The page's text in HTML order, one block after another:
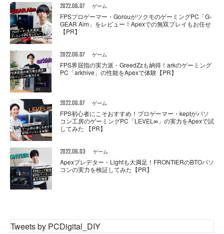
2022.06.07 ゲーム
FPSプロゲーマー・GorouがツクモのゲーミングPC「G-
GEAR Aim」をレビュー！Apexでの無双プレイもお任せ
【PR】
2022.06.07 ゲーム
FPS界屈指の実力派・GreedZzも納得！arkのゲーミング
PC「arkhive」の性能をApexで体験【PR】
2022.06.07 ゲーム
FPS初心者にこそおすすめ！プロゲーマー・keptがパソ
コン工房のゲーミングPC「LEVEL∞」の実力をApexで試
してみた 【PR】
2022.06.03 ゲーム
Apexプレデター・Lightも大満足！FRONTIERのBTOパソ
コンの実力を検証してみた【PR】
Tweets by PCDigital_DIY